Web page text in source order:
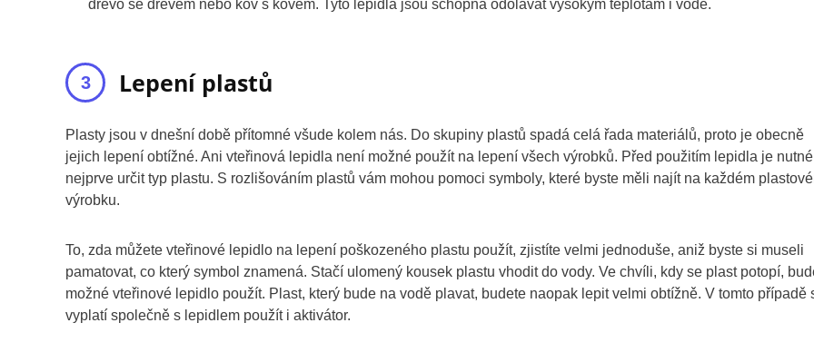
dřevo se dřevem nebo kov s kovem. Tyto lepidla jsou schopna odolávat vysokým teplotám i vodě.
Lepení plastů
Plasty jsou v dnešní době přítomné všude kolem nás. Do skupiny plastů spadá celá řada materiálů, proto je obecně
jejich lepení obtížné. Ani vteřinová lepidla není možné použít na lepení všech výrobků. Před použitím lepidla je nutné
nejprve určit typ plastu. S rozlišováním plastů vám mohou pomoci symboly, které byste měli najít na každém
výrobku.
To, zda můžete vteřinové lepidlo na lepení poškozeného plastu použít, zjistíte velmi jednoduše, aniž byste si museli
pamatovat, co který symbol znamená. Stačí ulomený kousek plastu vhodit do vody. Ve chvíli, kdy se plast potopí,
možné vteřinové lepidlo použít. Plast, který bude na vodě plavat, budete naopak lepit velmi obtížně. V tomto případě
vyplatí společně s lepidlem použít i aktivátor.